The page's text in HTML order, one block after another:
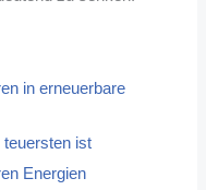
in erneuerbare
ist
Energien